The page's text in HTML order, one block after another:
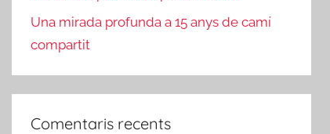
Una mirada profunda a 15 anys de camí
compartit
Comentaris recents